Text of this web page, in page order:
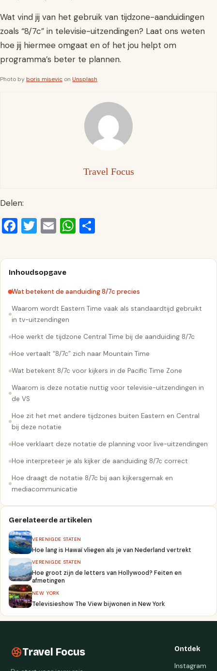
Wat vind jij van het gebruik van tijdzone-aanduidingen
zoals “8/7c” in televisie-uitzendingen? Laat ons weten
hoe jij hiermee omgaat en of het jou helpt om
programma’s beter te plannen.
Photo byboris misevic on Unsplash
Travel Focus
Delen:
Facebook
Twitter
EmailWhatsApp
Inhoudsopgave
Wat betekent de aanduiding 8/7c precies
Waarom wordt Eastern Time vaak als standaardtijd gebruikt
in tv-uitzendingen
Hoe werkt de tijdzone Central Time bij de aanduiding 8/7c
Hoe vertaalt “8/7c” zich naar Mountain Time
Wat betekent 8/7c voor kijkers in de Pacific Time Zone
Waarom is deze notatie nuttig voor televisie-uitzendingen in
de VS
Hoe zit het met andere tijdzones buiten Eastern en Central
bij deze notatie
Hoe verklaart deze notatie de planning voor live-uitzendingen
Hoe interpreteer je als kijker de aanduiding 8/7c correct
Hoe draagt de notatie 8/7c bij aan kijkersgemak en
mediacommunicatie
Gerelateerde artikelen
VERENIGDE STATEN
Hoe lang is Hawaï vliegen als je van Nederland vertrekt
VERENIGDE STATEN
Hoe groot zijn de letters van Hollywood? Feiten en
afmetingen
NEW YORK
Televisieshow The View bijwonen in New York
Travel Focus Ontdek
Instagram